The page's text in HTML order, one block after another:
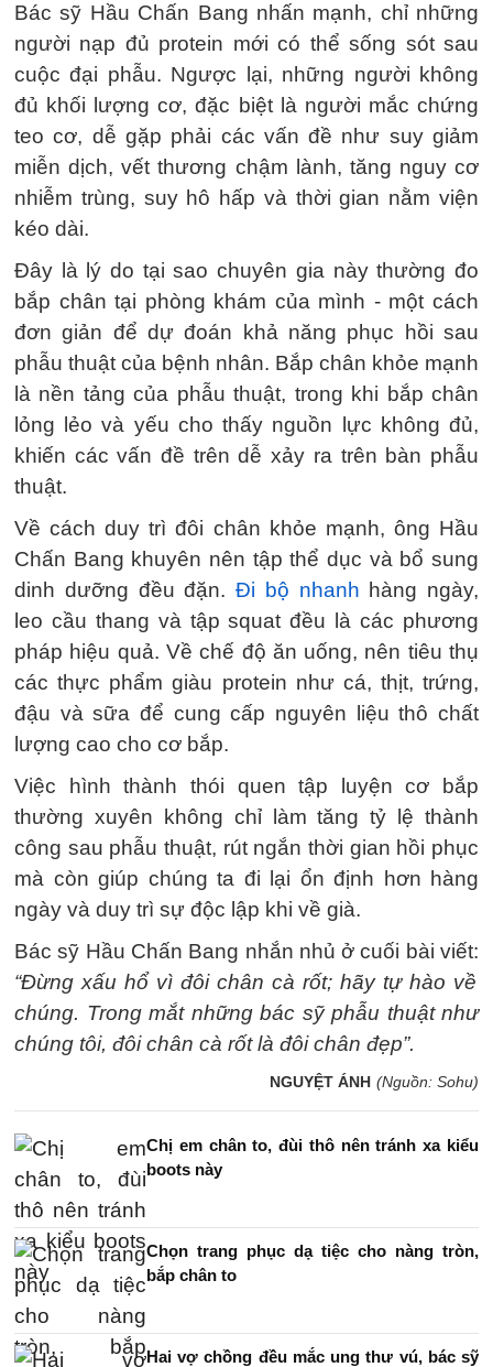
Bác sỹ Hầu Chấn Bang nhấn mạnh, chỉ những
người nạp đủ protein mới có thể sống sót sau
cuộc đại phẫu. Ngược lại, những người không
đủ khối lượng cơ, đặc biệt là người mắc chứng
teo cơ, dễ gặp phải các vấn đề như suy giảm
miễn dịch, vết thương chậm lành, tăng nguy cơ
nhiễm trùng, suy hô hấp và thời gian nằm viện
kéo dài.
Đây là lý do tại sao chuyên gia này thường đo
bắp chân tại phòng khám của mình - một cách
đơn giản để dự đoán khả năng phục hồi sau
phẫu thuật của bệnh nhân. Bắp chân khỏe mạnh
là nền tảng của phẫu thuật, trong khi bắp chân
lỏng lẻo và yếu cho thấy nguồn lực không đủ,
khiến các vấn đề trên dễ xảy ra trên bàn phẫu
thuật.
Về cách duy trì đôi chân khỏe mạnh, ông Hầu
Chấn Bang khuyên nên tập thể dục và bổ sung
dinh dưỡng đều đặn. Đi bộ nhanh hàng ngày,
leo cầu thang và tập squat đều là các phương
pháp hiệu quả. Về chế độ ăn uống, nên tiêu thụ
các thực phẩm giàu protein như cá, thịt, trứng,
đậu và sữa để cung cấp nguyên liệu thô chất
lượng cao cho cơ bắp.
Việc hình thành thói quen tập luyện cơ bắp
thường xuyên không chỉ làm tăng tỷ lệ thành
công sau phẫu thuật, rút ngắn thời gian hồi phục
mà còn giúp chúng ta đi lại ổn định hơn hàng
ngày và duy trì sự độc lập khi về già.
Bác sỹ Hầu Chấn Bang nhắn nhủ ở cuối bài viết:
“Đừng xấu hổ vì đôi chân cà rốt; hãy tự hào về
chúng. Trong mắt những bác sỹ phẫu thuật như
chúng tôi, đôi chân cà rốt là đôi chân đẹp”.
NGUYỆT ÁNH (Nguồn: Sohu)
Chị em chân to, đùi thô nên tránh xa kiểu
boots này
Chọn trang phục dạ tiệc cho nàng tròn,
bắp chân to
Hai vợ chồng đều mắc ung thư vú, bác sỹ